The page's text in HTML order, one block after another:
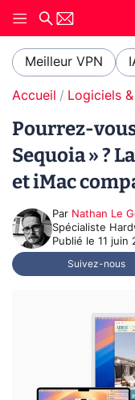
Meilleur VPN
Accueil Logiciels
Pourrez-
Sequoia » ?
et iMac
Par Nathan Le
Spécialiste
Publié le 11 juin
Suivez-nous